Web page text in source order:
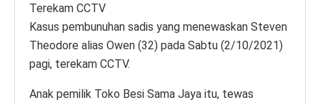
Terekam CCTV
Kasus pembunuhan sadis yang menewaskan Steven
Theodore alias Owen (32) pada Sabtu (2/10/2021)
pagi, terekam CCTV.
Anak pemilik Toko Besi Sama Jaya itu, tewas